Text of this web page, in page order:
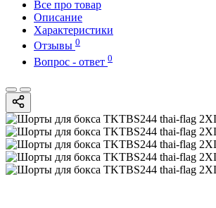
Все про товар
Описание
Характеристики
Отзывы 0
Вопрос - ответ 0